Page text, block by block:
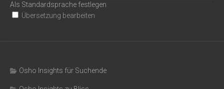
Als Standardsprache festlegen
Übersetzung bearbeiten
Osho Insights für Suchende